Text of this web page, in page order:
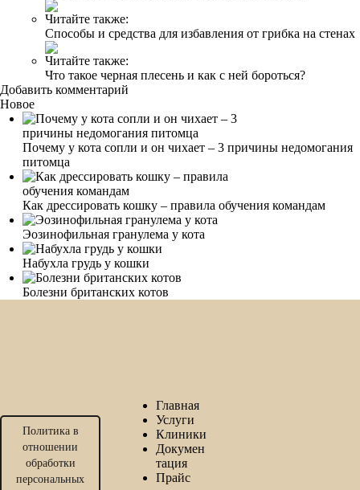
Читайте также:
Способы и средства для избавления от грибка на стенах
Читайте также:
Что такое черная плесень и как с ней бороться?
Добавить комментарий
Новое
Почему у кота сопли и он чихает – 3 причины недомогания
питомца
Как дрессировать кошку – правила обучения командам
Эозинофильная гранулема у кота
Набухла грудь у кошки
Болезни британских котов
Политика в
отношении
обработки
персональных
Главная
Услуги
Клиники
Докумен
тация
Прайс